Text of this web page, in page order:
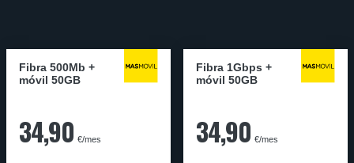
Fibra 500Mb +
móvil 50GB
34,90 €/mes
Fibra 1Gbps +
móvil 50GB
34,90 €/mes